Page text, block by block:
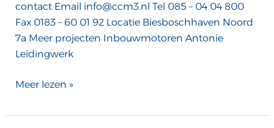
contact Email info@ccm3.nl Tel 085 – 04 04 800
Fax 0183 – 60 01 92 Locatie Biesboschhaven Noord
7a Meer projecten Inbouwmotoren Antonie
Leidingwerk
Meer lezen »